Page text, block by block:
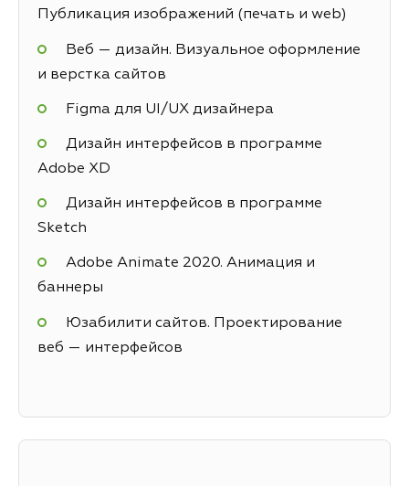
Публикация изображений (печать и web)
Веб — дизайн. Визуальное оформление
и верстка сайтов
Figma для UI/UX дизайнера
Дизайн интерфейсов в программе
Adobe XD
Дизайн интерфейсов в программе
Sketch
Adobe Animate 2020. Анимация и
баннеры
Юзабилити сайтов. Проектирование
веб — интерфейсов